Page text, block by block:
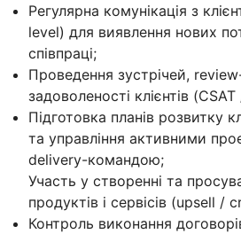
Регулярна комунікація з
level) для виявлення нових
співпраці;
Проведення зустрічей,
задоволеності клієнтів
Підготовка планів розвитку
та управління активними
delivery-командою;
Участь у створенні та
продуктів і сервісів (upsell /
Контроль виконання